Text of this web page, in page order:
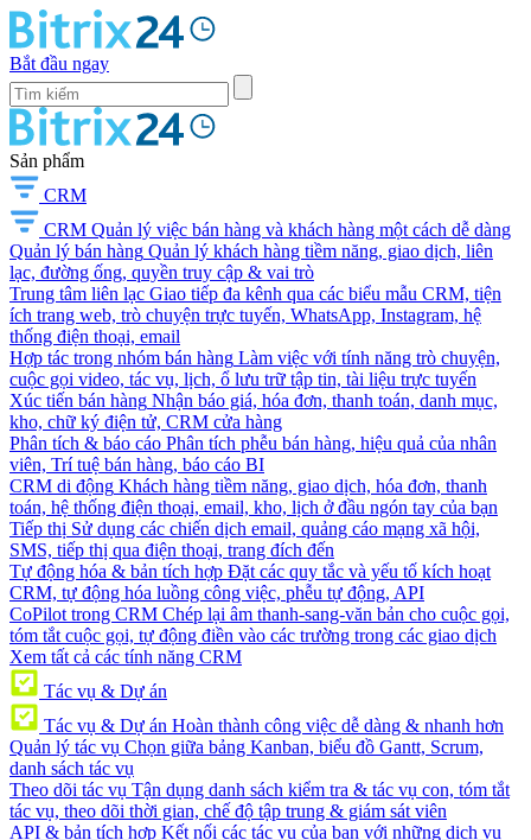
Bắt đầu ngay
Sản phẩm
CRM
CRM Quản lý việc bán hàng và khách hàng một cách dễ dàng
Quản lý bán hàng Quản lý khách hàng tiềm năng, giao dịch, liên
lạc, đường ống, quyền truy cập & vai trò
Trung tâm liên lạc Giao tiếp đa kênh qua các biểu mẫu CRM, tiện
ích trang web, trò chuyện trực tuyến, WhatsApp, Instagram, hệ
thống điện thoại, email
Hợp tác trong nhóm bán hàng Làm việc với tính năng trò chuyện,
cuộc gọi video, tác vụ, lịch, ổ lưu trữ tập tin, tài liệu trực tuyến
Xúc tiến bán hàng Nhận báo giá, hóa đơn, thanh toán, danh mục,
kho, chữ ký điện tử, CRM cửa hàng
Phân tích & báo cáo Phân tích phễu bán hàng, hiệu quả của nhân
viên, Trí tuệ bán hàng, báo cáo BI
CRM di động Khách hàng tiềm năng, giao dịch, hóa đơn, thanh
toán, hệ thống điện thoại, email, kho, lịch ở đầu ngón tay của bạn
Tiếp thị Sử dụng các chiến dịch email, quảng cáo mạng xã hội,
SMS, tiếp thị qua điện thoại, trang đích đến
Tự động hóa & bản tích hợp Đặt các quy tắc và yếu tố kích hoạt
CRM, tự động hóa luồng công việc, phễu tự động, API
CoPilot trong CRM Chép lại âm thanh-sang-văn bản cho cuộc gọi,
tóm tắt cuộc gọi, tự động điền vào các trường trong các giao dịch
Xem tất cả các tính năng CRM
Tác vụ & Dự án
Tác vụ & Dự án Hoàn thành công việc dễ dàng & nhanh hơn
Quản lý tác vụ Chọn giữa bảng Kanban, biểu đồ Gantt, Scrum,
danh sách tác vụ
Theo dõi tác vụ Tận dụng danh sách kiểm tra & tác vụ con, tóm tắt
tác vụ, theo dõi thời gian, chế độ tập trung & giám sát viên
API & bản tích hợp Kết nối các tác vụ của bạn với những dịch vụ